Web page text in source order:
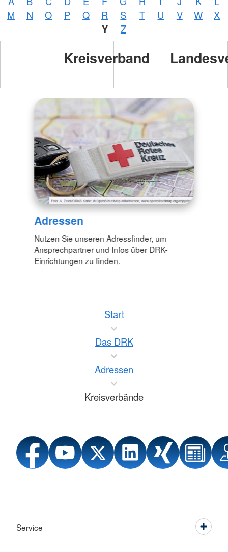
M
N O P Q R S T U V W X
Y Z
Kreisverband
Adressen
Nutzen Sie unseren Adressfinder, um
Ansprechpartner und Infos über DRK-
Einrichtungen zu finden.
Start
Das DRK
Adressen
Kreisverbände
Service